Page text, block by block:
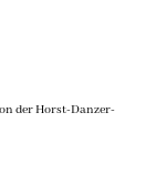
der Horst-Danzer-